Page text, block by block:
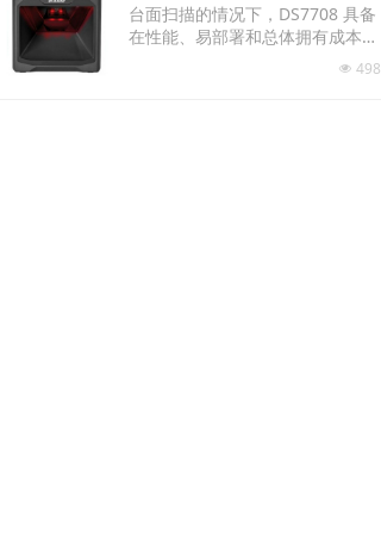
台面扫描的情况下，DS7708 具备
在性能、易部署和总体拥有成本低
等方面的特点。不论销售点有何种
条码，DS7708 都能轻松扫描；包
넶 498